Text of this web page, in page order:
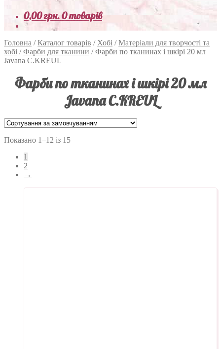
0,00грн.0 товарів
Головна /Каталог товарів / Хобі /Матеріали для творчості та
хобі /Фарби для тканини /Фарби по тканинах і шкірі 20 мл
Javana C.KREUL
Фарби по тканинах і шкірі 20 мл
Javana C.KREUL
Показано 1–12 із 15
1
2
→